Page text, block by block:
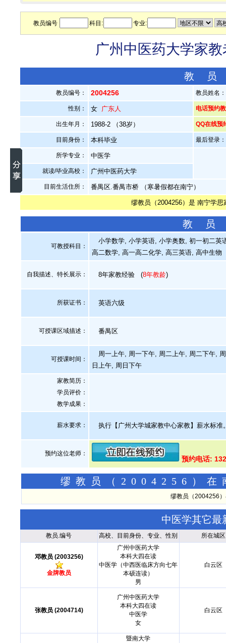
教员编号 科目: 专业:
广州中医药大学家
教
教员编号： 2004256 教员姓名
性别： 女 广东人 电话预约
出生年月： 1988-2 （38岁） QQ在线预
目前身份： 本科毕业 最后登录
所学专业： 中医学
就读/毕业高校： 广州中医药大学
目前生活住所： 番禺区.番禺市桥 （寒暑假都在南宁）
缪教员（2004256）是 南宁学思
教 员
可教授科目：
小学数学, 小学英语, 小学奥数, 初一初二英
高二数学, 高一高二化学, 高三英语, 高中生物
自我描述、特长展示 ： 8年家教经验 (8年教龄)
所获证书 ： 英语六级
可授课区域描述： 番禺区
可授课时间：
周一上午, 周一下午, 周二上午, 周二下午,
日上午, 周日下午
家教简历：
学员评价：
教学成果：
薪水要求： 执行【广州大学城家教中心家教】薪水标准
预约这位老师：
预约电话:
缪教员（2004256）在
缪教员（2004256
中医学其它最
教员.编号 高校、目前身份、专业、性别 所在城区
邓教员 (2003256)
金牌教员
广州中医药大学
本科大四在读
中医学（中西医临床方向七年
本硕连读）
男
白云区
张教员 (2004714)
广州中医药大学
本科大四在读
中医学
女
白云区
暨南大学